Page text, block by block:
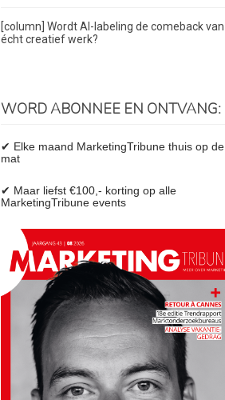
[column] Wordt AI-labeling de comeback van
écht creatief werk?
WORD ABONNEE EN ONTVANG:
✔ Elke maand MarketingTribune thuis op de
mat
✔ Maar liefst €100,- korting op alle
MarketingTribune events